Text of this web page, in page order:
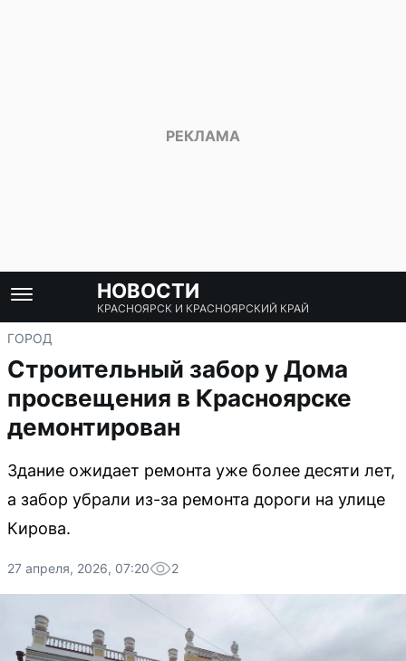
НОВОСТИ
КРАСНОЯРСК И КРАСНОЯРСКИЙ КРАЙ
ГОРОД
Строительный забор у Дома
просвещения в Красноярске
демонтирован
Здание ожидает ремонта уже более десяти лет,
а забор убрали из-за ремонта дороги на улице
Кирова.
27 апреля, 2026, 07:20 2